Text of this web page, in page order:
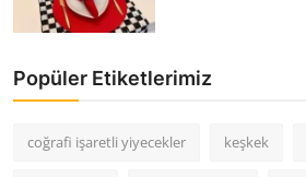
Popüler Etiketlerimiz
coğrafi işaretli yiyecekler keşkek